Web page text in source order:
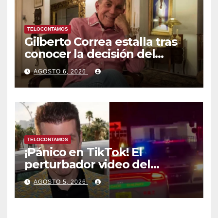
TELOCONTAMOS
Gilberto Correa estalla tras
conocer la decisión del
tribunal en su caso
AGOSTO 6, 2026
TELOCONTAMOS
¡Pánico en TikTok! El
perturbador video del
famoso influencer Perez
Hilton que obligó a sus fans a
pedir ayuda médica
AGOSTO 5, 2026